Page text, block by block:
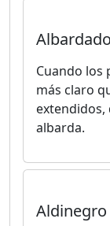
Albardado
Cuando los
más claro
extendidos,
albarda.
Aldinegro